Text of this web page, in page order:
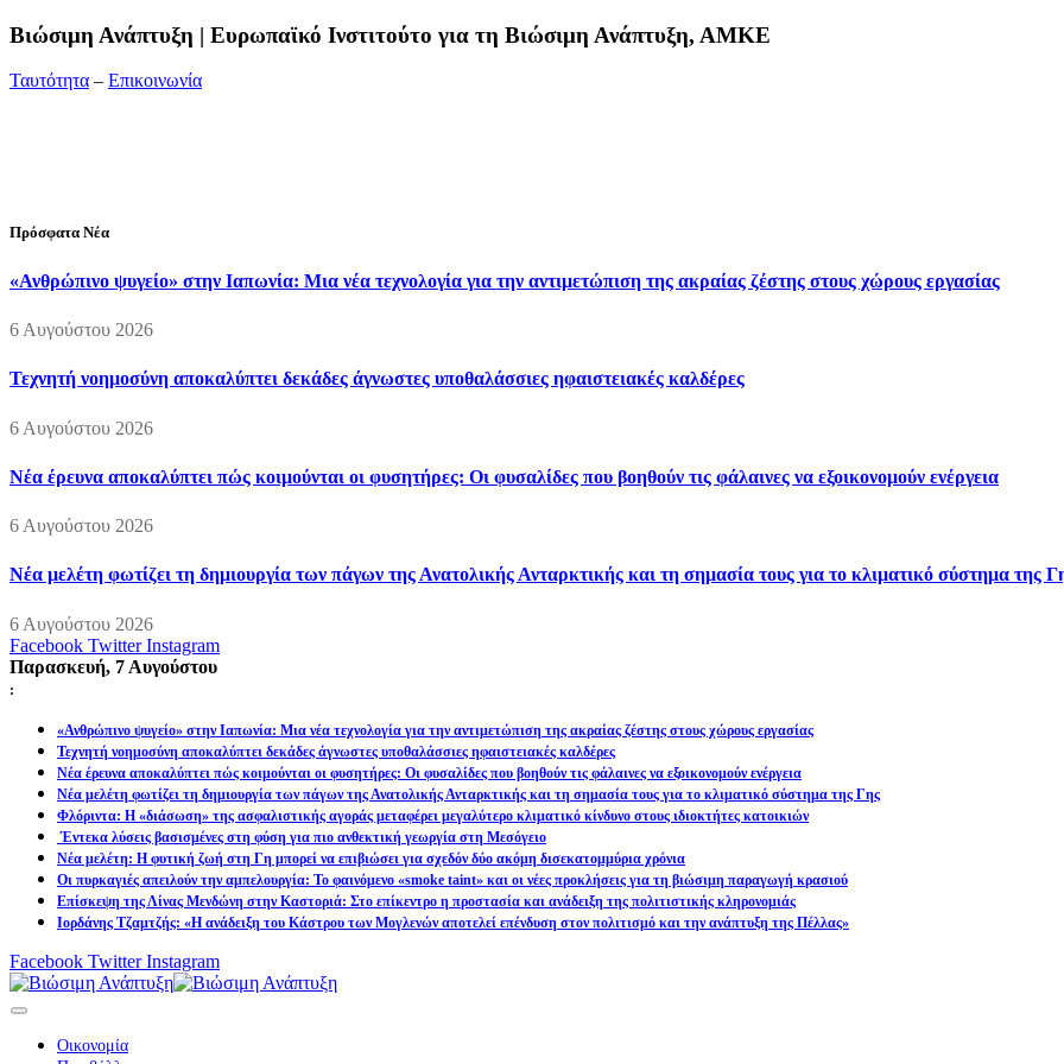
Bιώσιμη Ανάπτυξη | Ευρωπαϊκό Ινστιτούτο για τη Βιώσιμη Ανάπτυξη, ΑΜΚΕ
Ταυτότητα – Επικοινωνία
Πρόσφατα Νέα
«Ανθρώπινο ψυγείο» στην Ιαπωνία: Μια νέα τεχνολογία για την αντιμετώπιση της ακραίας ζέστης στους χώρους εργασίας
6 Αυγούστου 2026
Τεχνητή νοημοσύνη αποκαλύπτει δεκάδες άγνωστες υποθαλάσσιες ηφαιστειακές καλδέρες
6 Αυγούστου 2026
Νέα έρευνα αποκαλύπτει πώς κοιμούνται οι φυσητήρες: Οι φυσαλίδες που βοηθούν τις φάλαινες να εξοικονομούν ενέργεια
6 Αυγούστου 2026
Νέα μελέτη φωτίζει τη δημιουργία των πάγων της Ανατολικής Ανταρκτικής και τη σημασία τους για το κλιματικό σύστημα της
6 Αυγούστου 2026
Facebook Twitter Instagram
Παρασκευή, 7 Αυγούστου
:
«Ανθρώπινο ψυγείο» στην Ιαπωνία: Μια νέα τεχνολογία για την αντιμετώπιση της ακραίας ζέστης στους χώρους εργασίας
Τεχνητή νοημοσύνη αποκαλύπτει δεκάδες άγνωστες υποθαλάσσιες ηφαιστειακές καλδέρες
Νέα έρευνα αποκαλύπτει πώς κοιμούνται οι φυσητήρες: Οι φυσαλίδες που βοηθούν τις φάλαινες να εξοικονομούν ενέργεια
Νέα μελέτη φωτίζει τη δημιουργία των πάγων της Ανατολικής Ανταρκτικής και τη σημασία τους για το κλιματικό σύστημα της Γης
Φλόριντα: Η «διάσωση» της ασφαλιστικής αγοράς μεταφέρει μεγαλύτερο κλιματικό κίνδυνο στους ιδιοκτήτες κατοικιών
Έντεκα λύσεις βασισμένες στη φύση για πιο ανθεκτική γεωργία στη Μεσόγειο
Νέα μελέτη: Η φυτική ζωή στη Γη μπορεί να επιβιώσει για σχεδόν δύο ακόμη δισεκατομμύρια χρόνια
Οι πυρκαγιές απειλούν την αμπελουργία: Το φαινόμενο «smoke taint» και οι νέες προκλήσεις για τη βιώσιμη παραγωγή κρασιού
Επίσκεψη της Λίνας Μενδώνη στην Καστοριά: Στο επίκεντρο η προστασία και ανάδειξη της πολιτιστικής κληρονομιάς
Ιορδάνης Τζαμτζής: «Η ανάδειξη του Κάστρου των Μογλενών αποτελεί επένδυση στον πολιτισμό και την ανάπτυξη της Πέλλας»
Facebook Twitter Instagram
Οικονομία